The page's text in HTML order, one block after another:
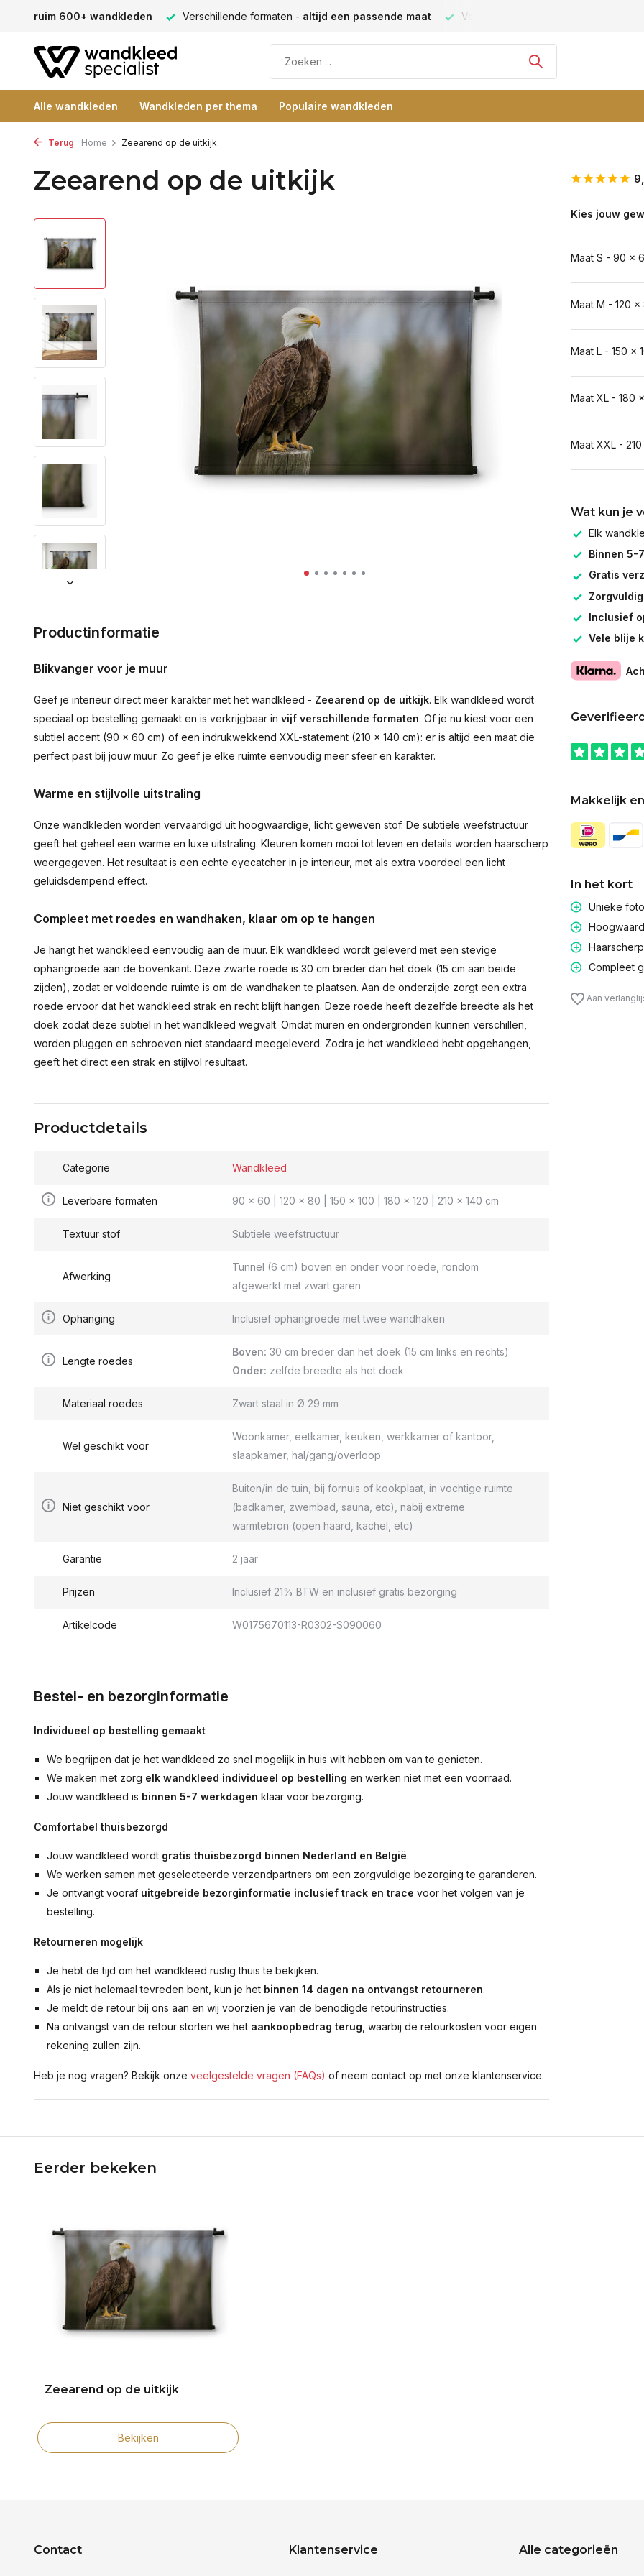
ruim 600+ wandkleden Verschillende formaten - altijd een passende maat Vele blije klanten -
Alle wandkleden Wandkleden per thema Populaire wandkleden
Terug Home Zeearend op de uitkijk
Zeearend op de uitkijk
Productinformatie
Blikvanger voor je muur
Geef je interieur direct meer karakter met het wandkleed - Zeearend op de uitkijk. Elk wandkleed wordt
speciaal op bestelling gemaakt en is verkrijgbaar in vijf verschillende formaten. Of je nu kiest voor een
subtiel accent (90 × 60 cm) of een indrukwekkend XXL-statement (210 × 140 cm): er is altijd een maat die
perfect past bij jouw muur. Zo geef je elke ruimte eenvoudig meer sfeer en karakter.
Warme en stijlvolle uitstraling
Onze wandkleden worden vervaardigd uit hoogwaardige, licht geweven stof. De subtiele weefstructuur
geeft het geheel een warme en luxe uitstraling. Kleuren komen mooi tot leven en details worden haarscherp
weergegeven. Het resultaat is een echte eyecatcher in je interieur, met als extra voordeel een licht
geluidsdempend effect.
Compleet met roedes en wandhaken, klaar om op te hangen
Je hangt het wandkleed eenvoudig aan de muur. Elk wandkleed wordt geleverd met een stevige
ophangroede aan de bovenkant. Deze zwarte roede is 30 cm breder dan het doek (15 cm aan beide
zijden), zodat er voldoende ruimte is om de wandhaken te plaatsen. Aan de onderzijde zorgt een extra
roede ervoor dat het wandkleed strak en recht blijft hangen. Deze roede heeft dezelfde breedte als het
doek zodat deze subtiel in het wandkleed wegvalt. Omdat muren en ondergronden kunnen verschillen,
worden pluggen en schroeven niet standaard meegeleverd. Zodra je het wandkleed hebt opgehangen,
geeft het direct een strak en stijlvol resultaat.
Productdetails
Categorie Wandkleed
Leverbare formaten 90 x 60 | 120 x 80 | 150 x 100 | 180 x 120 | 210 x 140 cm
Textuur stof Subtiele weefstructuur
Afwerking
Tunnel (6 cm) boven en onder voor roede, rondom
afgewerkt met zwart garen
Ophanging Inclusief ophangroede met twee wandhaken
Lengte roedes
Boven: 30 cm breder dan het doek (15 cm links en rechts)
Onder: zelfde breedte als het doek
Materiaal roedes Zwart staal in Ø 29 mm
Wel geschikt voor
Woonkamer, eetkamer, keuken, werkkamer of kantoor,
slaapkamer, hal/gang/overloop
Niet geschikt voor
Buiten/in de tuin, bij fornuis of kookplaat, in vochtige ruimte
(badkamer, zwembad, sauna, etc), nabij extreme
warmtebron (open haard, kachel, etc)
Garantie 2 jaar
Prijzen Inclusief 21% BTW en inclusief gratis bezorging
Artikelcode W0175670113-R0302-S090060
Bestel- en bezorginformatie
Individueel op bestelling gemaakt
We begrijpen dat je het wandkleed zo snel mogelijk in huis wilt hebben om van te genieten.
We maken met zorg elk wandkleed individueel op bestelling en werken niet met een voorraad.
Jouw wandkleed is binnen 5-7 werkdagen klaar voor bezorging.
Comfortabel thuisbezorgd
Jouw wandkleed wordt gratis thuisbezorgd binnen Nederland en België.
We werken samen met geselecteerde verzendpartners om een zorgvuldige bezorging te garanderen.
Je ontvangt vooraf uitgebreide bezorginformatie inclusief track en trace voor het volgen van je
bestelling.
Retourneren mogelijk
Je hebt de tijd om het wandkleed rustig thuis te bekijken.
Als je niet helemaal tevreden bent, kun je het binnen 14 dagen na ontvangst retourneren.
Je meldt de retour bij ons aan en wij voorzien je van de benodigde retourinstructies.
Na ontvangst van de retour storten we het aankoopbedrag terug , waarbij de retourkosten voor eigen
rekening zullen zijn.
Heb je nog vragen? Bekijk onze veelgestelde vragen (FAQs) of neem contact op met onze klantenservice.
Kies jouw
Maat S - 90 x
Maat M - 120 x
Maat L - 150 x
Maat XL - 180
Maat XXL -
Wat kun je
Elk
Binnen 5-
Gratis
Inclusief
Vele blije
Makkelijk
In het kort
Unieke
Compleet
Aan
Eerder bekeken
Zeearend op de uitkijk
Bekijken
Contact Klantenservice Alle categorieën